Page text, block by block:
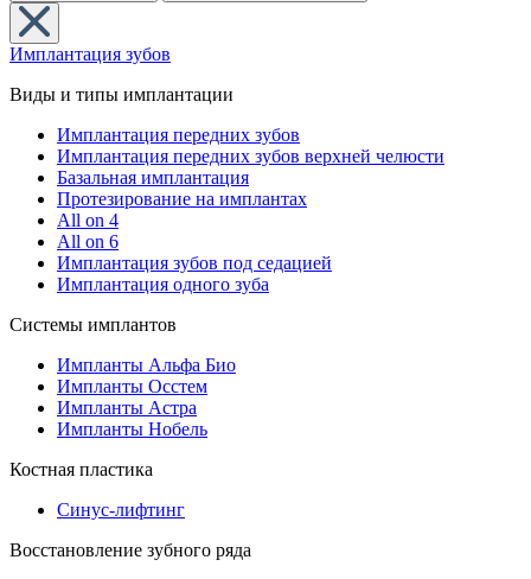
Имплантация зубов
Виды и типы имплантации
Имплантация передних зубов
Имплантация передних зубов верхней челюсти
Базальная имплантация
Протезирование на имплантах
All on 4
All on 6
Имплантация зубов под седацией
Имплантация одного зуба
Системы имплантов
Импланты Альфа Био
Импланты Осстем
Импланты Астра
Импланты Нобель
Костная пластика
Синус-лифтинг
Восстановление зубного ряда